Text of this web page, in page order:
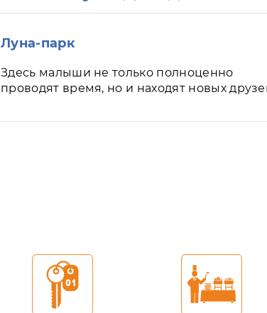
Луна-парк
Здесь малыши не только полноценно
проводят время, но и находят новых